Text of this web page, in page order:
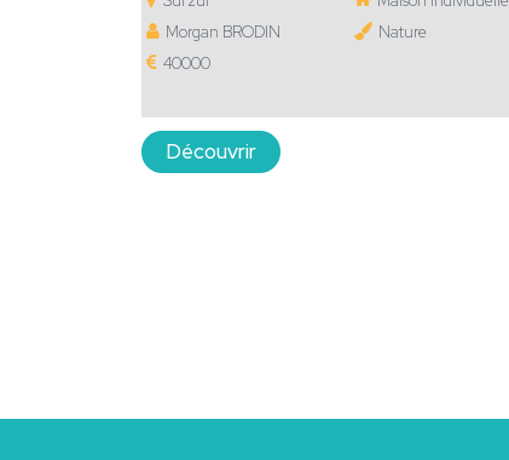
Morgan BRODIN
Nature
40000
Découvrir